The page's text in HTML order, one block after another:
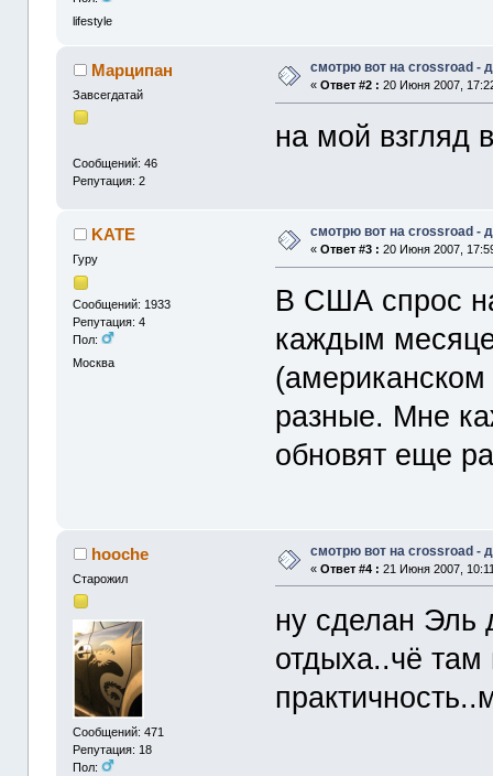
lifestyle
Марципан
Завсегдатай
Сообщений: 46
Репутация: 2
смотрю вот на crossroad -
«Ответ #2 : 20 Июня 2007,
на мой взгляд
KATE
Гуру
Сообщений: 1933
Репутация: 4
Пол:
Москва
смотрю вот на crossroad -
«Ответ #3 : 20 Июня 2007,
В США спрос
каждым
разные. Мне
обновят еще
hooche
Старожил
Сообщений: 471
Репутация: 18
Пол:
смотрю вот на crossroad -
«Ответ #4 : 21 Июня 2007,
ну сделан Эль
отдыха..чё там